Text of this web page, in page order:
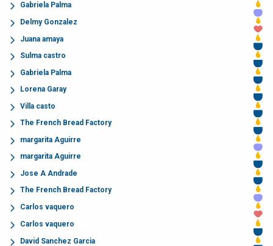
Gabriela Palma
Delmy Gonzalez
Juana amaya
Sulma castro
Gabriela Palma
Lorena Garay
Villa casto
The French Bread Factory
margarita Aguirre
margarita Aguirre
Jose A Andrade
The French Bread Factory
Carlos vaquero
Carlos vaquero
David Sanchez Garcia